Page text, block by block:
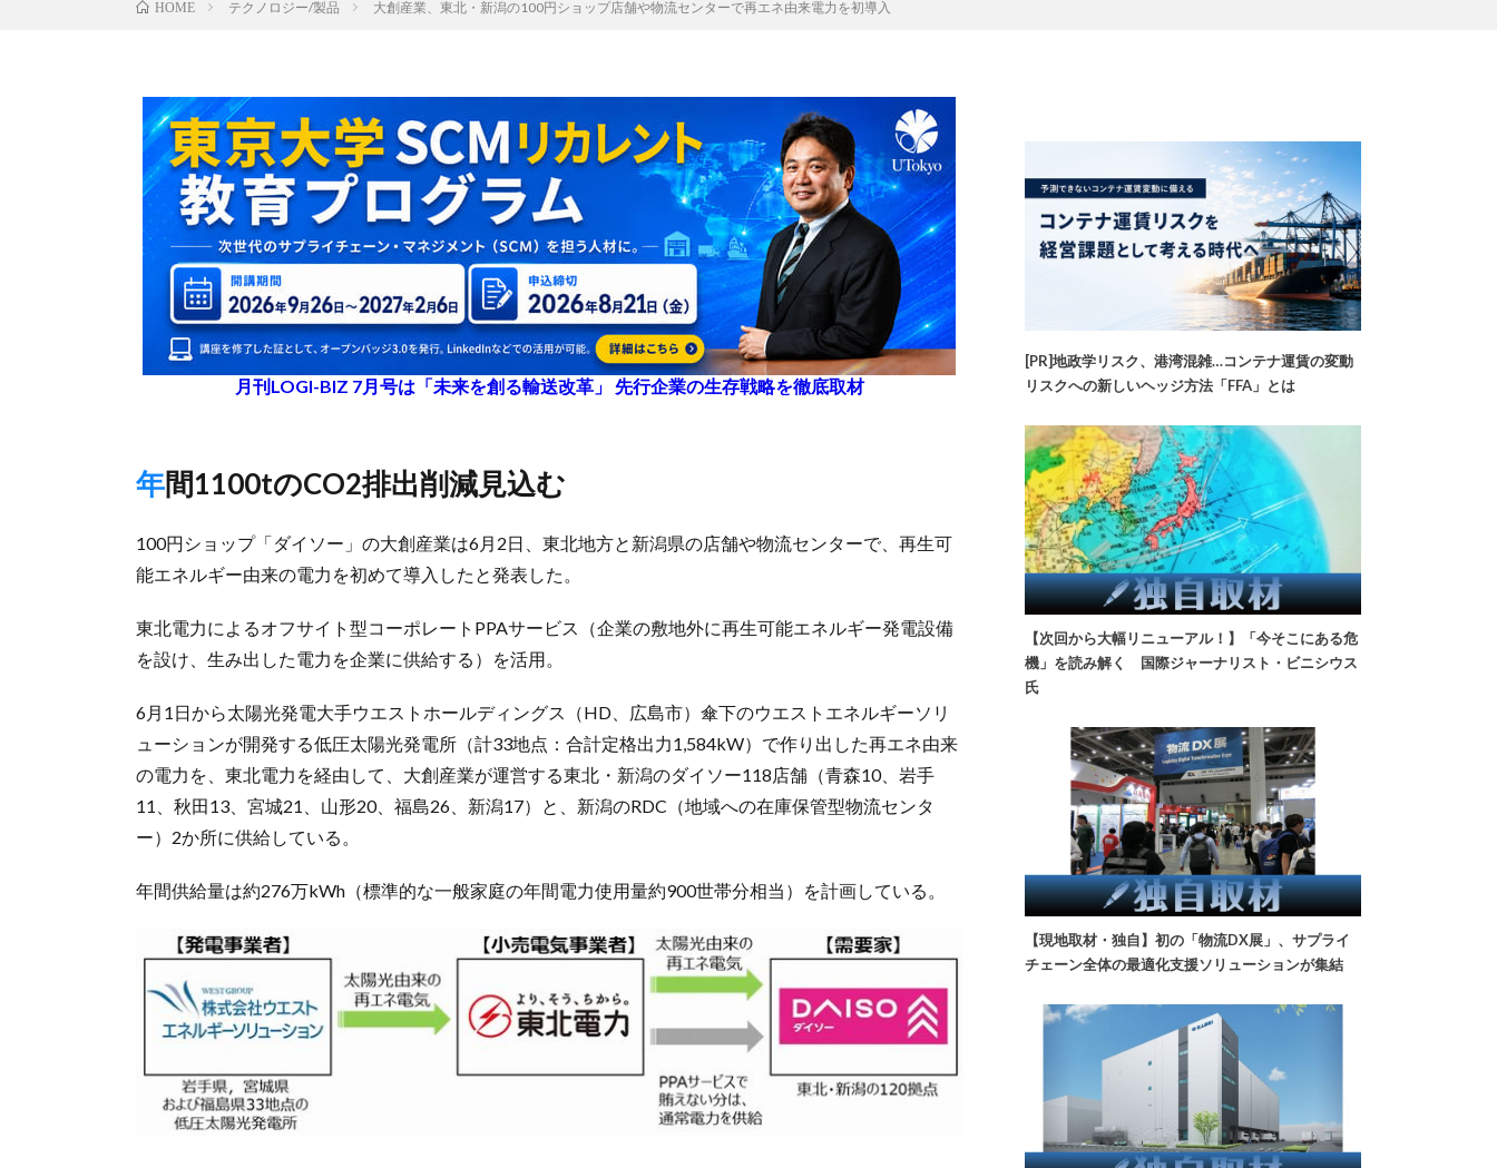
HOME テクノロジー/製品 大創産業、東北・新潟の100円ショップ店舗や物流センターで再エネ由来電力を初導入
月刊LOGI-BIZ 7月号は「未来を創る輸送改革」 先行企業の生存戦略を徹底取材
年間1100tのCO2排出削減見込む
100円ショップ「ダイソー」の大創産業は6月2日、東北地方と新潟県の店舗や物流センターで、再生可
能エネルギー由来の電力を初めて導入したと発表した。
東北電力によるオフサイト型コーポレートPPAサービス（企業の敷地外に再生可能エネルギー発電設備
を設け、生み出した電力を企業に供給する）を活用。
6月1日から太陽光発電大手ウエストホールディングス（HD、広島市）傘下のウエストエネルギーソリ
ューションが開発する低圧太陽光発電所（計33地点：合計定格出力1,584kW）で作り出した再エネ由来
の電力を、東北電力を経由して、大創産業が運営する東北・新潟のダイソー118店舗（青森10、岩手
11、秋田13、宮城21、山形20、福島26、新潟17）と、新潟のRDC（地域への在庫保管型物流センタ
ー）2か所に供給している。
年間供給量は約276万kWh（標準的な一般家庭の年間電力使用量約900世帯分相当）を計画している。
[PR]地政学リスク、港湾混雑…コンテナ運賃の変動
リスクへの新しいヘッジ方法「FFA」とは
【次回から大幅リニューアル！】「今そこにある危
機」を読み解く 国際ジャーナリスト・ビニシウス
氏
【現地取材・独自】初の「物流DX展」、サプライ
チェーン全体の最適化支援ソリューションが集結